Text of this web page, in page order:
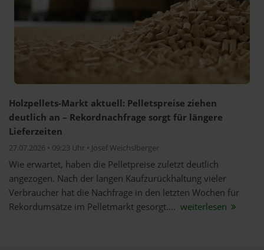
Holzpellets-Markt aktuell: Pelletspreise ziehen
deutlich an – Rekordnachfrage sorgt für längere
Lieferzeiten
27.07.2026 • 09:23 Uhr • Josef Weichslberger
Wie erwartet, haben die Pelletpreise zuletzt deutlich
angezogen. Nach der langen Kaufzurückhaltung vieler
Verbraucher hat die Nachfrage in den letzten Wochen für
Rekordumsätze im Pelletmarkt gesorgt.... weiterlesen